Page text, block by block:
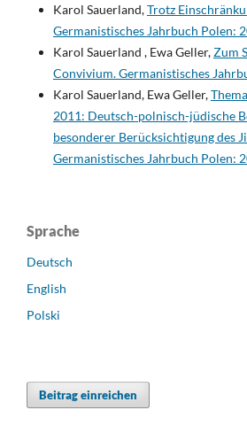
Karol Sauerland,Trotz
Germanistisches Jahrbuch Polen:
Karol Sauerland , Ewa Geller,Zum
Convivium. Germanistisches
Karol Sauerland, Ewa Geller,
2011: Deutsch-polnisch-jüdische
besonderer Berücksichtigung des
Germanistisches Jahrbuch Polen:
Sprache
Deutsch
English
Polski
Beitrag einreichen